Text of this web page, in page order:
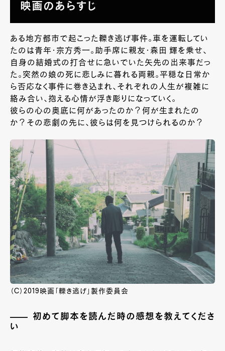
映画のあらすじ
ある地方都市で起こった轢き逃げ事件。車を運転してい
たのは青年・宗方秀一。助手席に親友・森田 輝を乗せ、
自身の結婚式の打合せに急いでいた矢先の出来事だっ
た。突然の娘の死に悲しみに暮れる両親。平穏な日常か
ら否応なく事件に巻き込まれ、それぞれの人生が複雑に
絡み合い、抱える心情が浮き彫りになっていく。
彼らの心の奥底に何があったのか？何が生まれたの
か？その悲劇の先に、彼らは何を見つけられるのか？
（C）2019映画「轢き逃げ」製作委員会
初めて脚本を読んだ時の感想を教えてくださ
い